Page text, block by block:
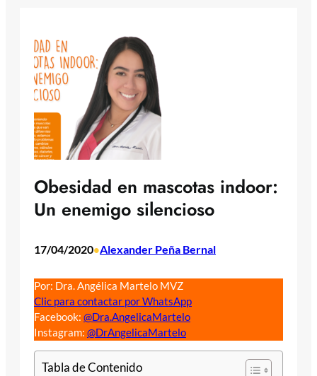
Obesidad en mascotas indoor:
Un enemigo silencioso
17/04/2020•Alexander Peña Bernal
Por: Dra. Angélica Martelo MVZ
Clic para contactar por WhatsApp
Facebook: @Dra.AngelicaMartelo
Instagram: @DrAngelicaMartelo
Tabla de Contenido